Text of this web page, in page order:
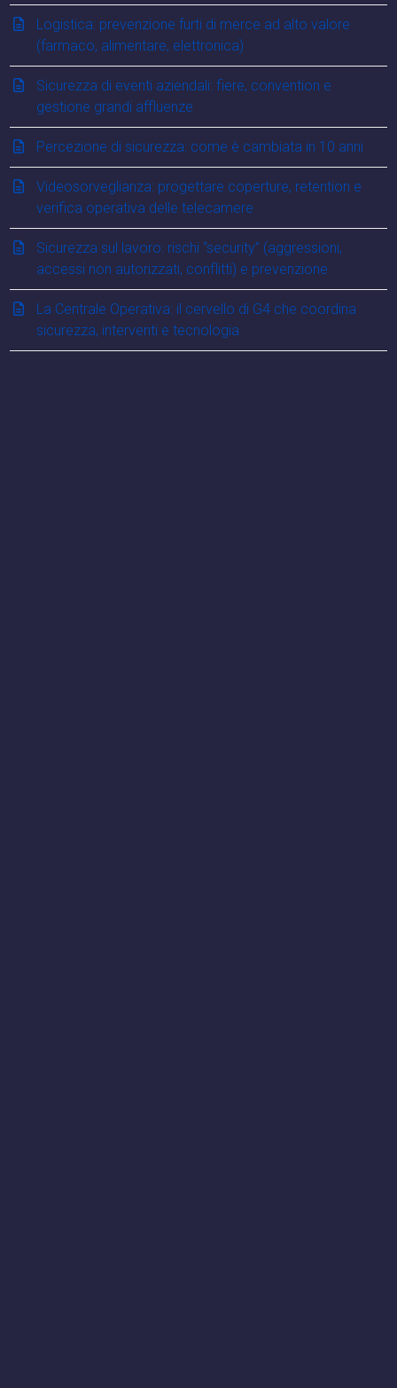
Logistica: prevenzione furti di merce ad alto valore
(farmaco, alimentare, elettronica)
Sicurezza di eventi aziendali: fiere, convention e
gestione grandi affluenze
Percezione di sicurezza: come è cambiata in 10 anni
Videosorveglianza: progettare coperture, retention e
verifica operativa delle telecamere
Sicurezza sul lavoro: rischi “security” (aggressioni,
accessi non autorizzati, conflitti) e prevenzione
La Centrale Operativa: il cervello di G4 che coordina
sicurezza, interventi e tecnologia